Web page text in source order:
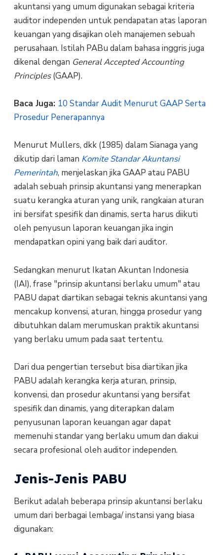
akuntansi yang umum digunakan sebagai kriteria
auditor independen untuk pendapatan atas laporan
keuangan yang disajikan oleh manajemen sebuah
perusahaan. Istilah PABu dalam bahasa inggris juga
dikenal dengan General Accepted Accounting
Principles(GAAP).
Baca Juga: 10 Standar Audit Menurut GAAP Serta
Prosedur Penerapannya
Menurut Mullers, dkk (1985) dalam Sianaga yang
dikutip dari laman Komite Standar Akuntansi
Pemerintah, menjelaskan jika GAAP atau PABU
adalah sebuah prinsip akuntansi yang menerapkan
suatu kerangka aturan yang unik, rangkaian aturan
ini bersifat spesifik dan dinamis, serta harus diikuti
oleh penyusun laporan keuangan jika ingin
mendapatkan opini yang baik dari auditor.
Sedangkan menurut Ikatan Akuntan Indonesia
(IAI), frase "prinsip akuntansi berlaku umum" atau
PABU dapat diartikan sebagai teknis akuntansi yang
mencakup konvensi, aturan, hingga prosedur yang
dibutuhkan dalam merumuskan praktik akuntansi
yang berlaku umum pada saat tertentu.
Dari dua pengertian tersebut bisa diartikan jika
PABU adalah kerangka kerja aturan, prinsip,
konvensi, dan prosedur akuntansi yang bersifat
spesifik dan dinamis, yang diterapkan dalam
penyusunan laporan keuangan agar dapat
memenuhi standar yang berlaku umum dan diakui
secara profesional oleh auditor independen.
Jenis-Jenis PABU
Berikut adalah beberapa prinsip akuntansi berlaku
umum dari berbagai lembaga/ instansi yang biasa
digunakan: